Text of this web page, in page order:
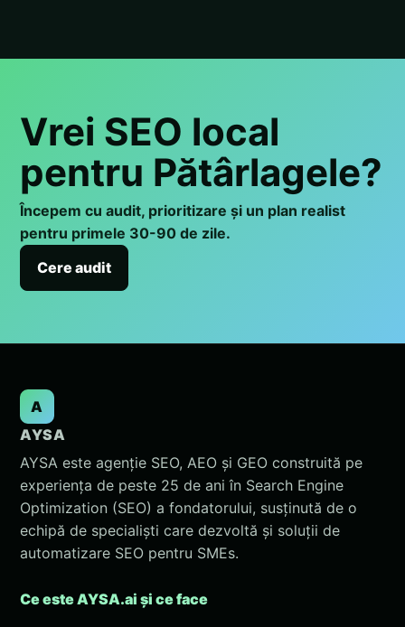
Vrei SEO local
pentru Pătârlagele?
Începem cu audit, prioritizare și un plan realist
pentru primele 30-90 de zile.
Cere audit
A
AYSA
AYSA este agenție SEO, AEO și GEO construită pe
experiența de peste 25 de ani în Search Engine
Optimization (SEO) a fondatorului, susținută de o
echipă de specialiști care dezvoltă și soluții de
automatizare SEO pentru SMEs.
Ce este AYSA.ai și ce face